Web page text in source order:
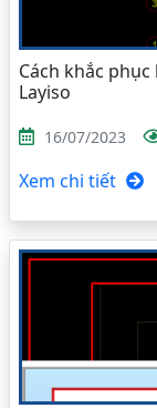
Cách khắc
Layiso
16/07/2023
Xem chi tiết